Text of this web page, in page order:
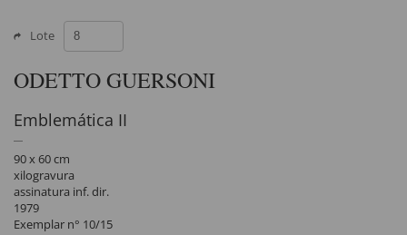
Lote
ODETTO GUERSONI
Emblemática II
90 x 60 cm
xilogravura
assinatura inf. dir.
1979
Exemplar n° 10/15